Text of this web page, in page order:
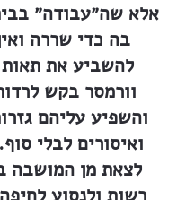
אלא שה״עבודה״
בה כדי שררה
להשביע את
וורמסר בקש
והשפיע עליהם
ואיסורים לבלי
לצאת מן המושבה